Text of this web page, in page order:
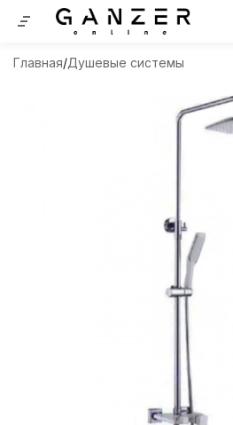
Главная Душевые системы